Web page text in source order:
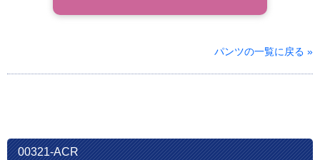
パンツの一覧に戻る »
00321-ACR